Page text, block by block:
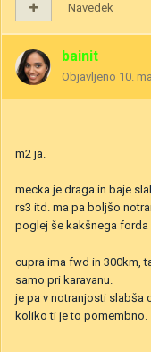
Navedek
bainit
Objavljeno 10.
m2 ja.
mecka je draga in baje
rs3 itd. ma pa boljšo
poglej še kakšnega forda
cupra ima fwd in 300km,
samo pri karavanu.
je pa v notranjosti slabša
koliko ti je to pomembno.